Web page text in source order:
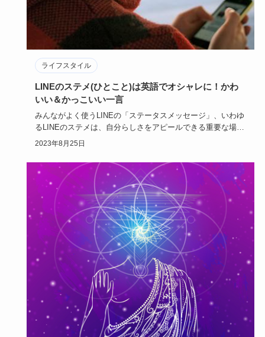
ライフスタイル
LINEのステメ(ひとこと)は英語でオシャレに！かわ
いい＆かっこいい一言
みんながよく使うLINEの「ステータスメッセージ」、いわゆ
るLINEのステメは、自分らしさをアピールできる重要な場所
です。…
2023年8月25日